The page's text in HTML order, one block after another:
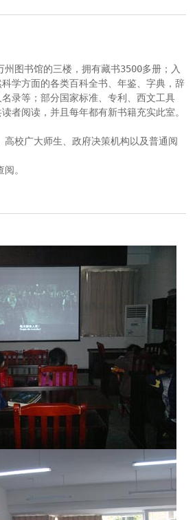
书馆的三楼，拥有藏书3500多册；入
学方面的各类百科全书、年鉴、字典，辞
录等；部分国家标准、专利、西文工具
者阅读，并且每年都有新书籍充实此室。
广大师生、政府决策机构以及普通阅
。